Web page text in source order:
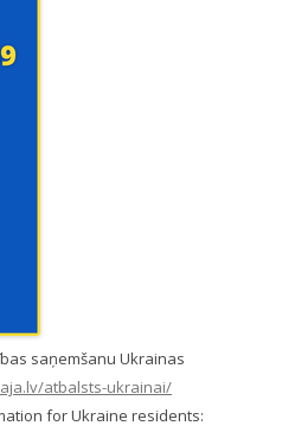
saņemšanu Ukrainas
atbalsts-ukrainai/
for Ukraine residents: